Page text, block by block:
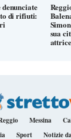
di rifiuti:
sua
attrice
Messina
Sport Notizie